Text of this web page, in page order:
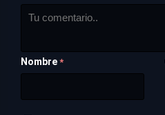
Nombre *